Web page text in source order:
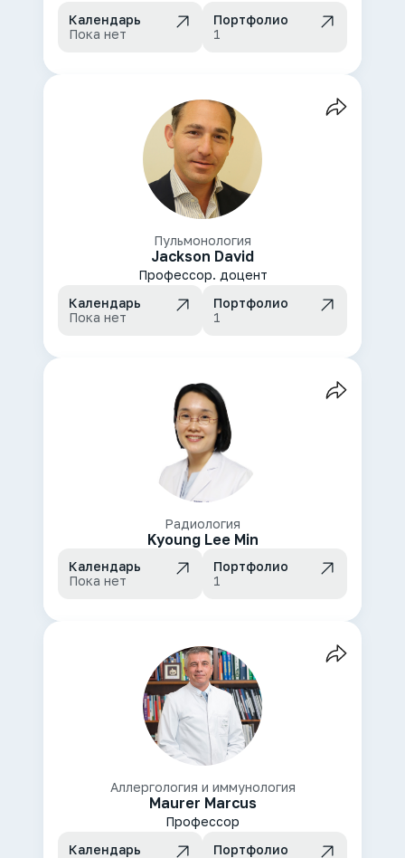
Календарь
Пока нет
Портфолио
1
Пульмонология
Jackson David
Профессор. доцент
Календарь
Пока нет
Портфолио
1
Радиология
Kyoung Lee Min
Календарь
Пока нет
Портфолио
1
Аллергология и иммунология
Maurer Marcus
Профессор
Календарь
Портфолио